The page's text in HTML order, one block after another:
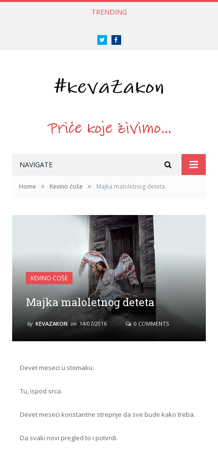
TRENDING
Twitter
NAVIGATE
Home » Kevino ćoše » Majka maloletnog deteta
KEVINO ĆOŠE
Majka maloletnog deteta
by KEVAZAKON on 14/07/2016 0 COMMENTS
Devet meseci u stomaku.
Tu, ispod srca.
Devet meseci konstantne strepnje da sve bude kako treba.
Da svaki novi pregled to i potvrdi.